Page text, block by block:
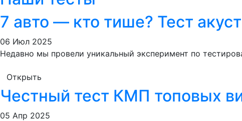
7 авто — кто тише? Тест
06 Июл 2025
Недавно мы провели уникальный эксперимент по
Открыть
Честный тест КМП топовых
05 Апр 2025